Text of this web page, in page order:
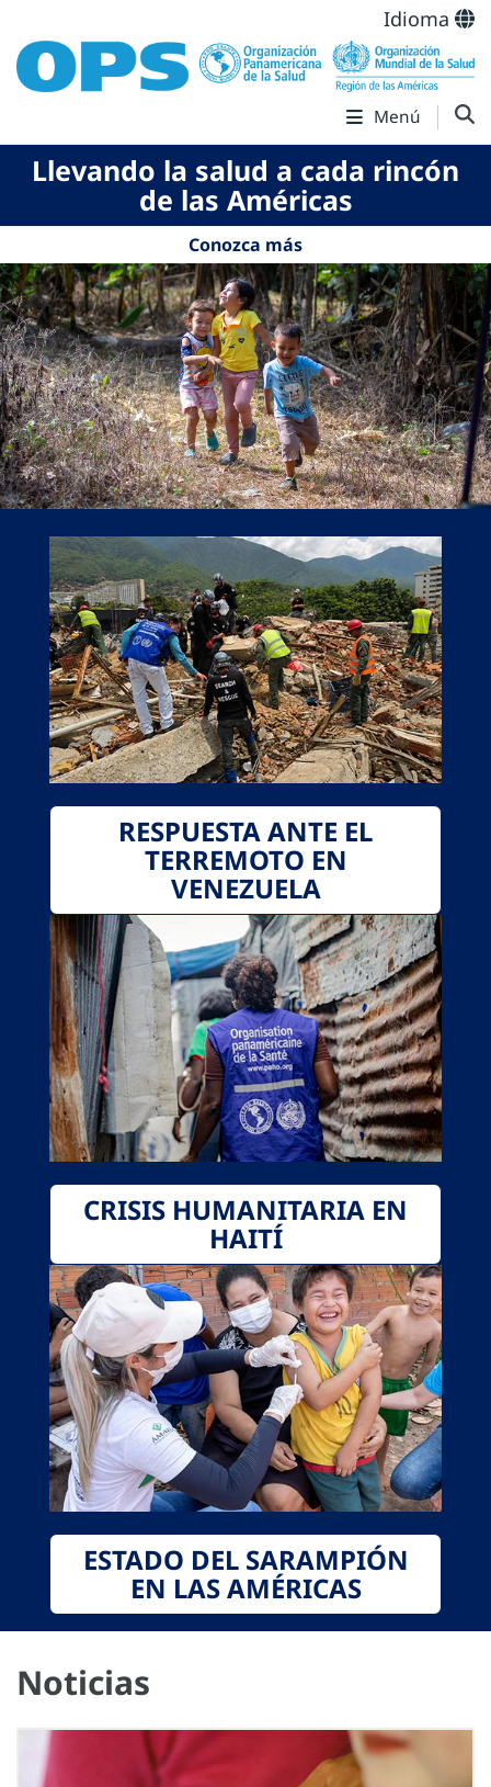
Idioma
Menú
Llevando la salud a cada rincón
de las Américas
Conozca más
RESPUESTA ANTE EL
TERREMOTO EN
VENEZUELA
CRISIS HUMANITARIA EN
HAITÍ
ESTADO DEL SARAMPIÓN
EN LAS AMÉRICAS
Noticias